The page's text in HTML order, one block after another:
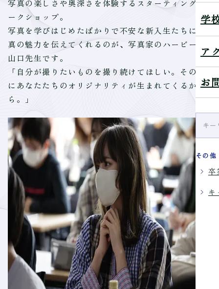
学
ア
お
その他
卒
キ
写真の楽しさや奥深さを体験するスターティングワ
ークショップ。
写真を学びはじめたばかりで不安な新入生たちに写
真の魅力を伝えてくれるのが、写真家のハービー・
山口先生です。
「自分が撮りたいものを撮り続けてほしい。その先
にあなたたちのオリジナリティが生まれてくるか
ら。」